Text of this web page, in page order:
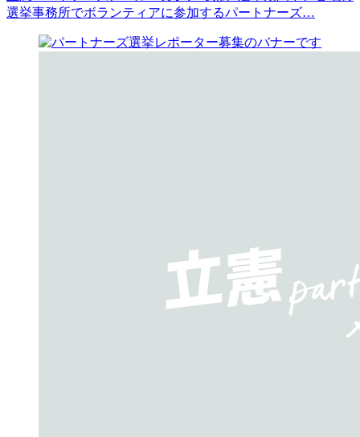
選挙事務所でボランティアに参加するパートナーズ…